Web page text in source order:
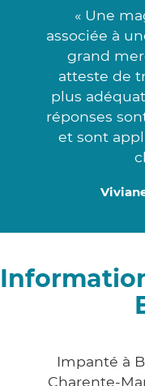
« Une
associée à
grand
atteste de
plus
réponses
et sont
Impanté à
Charente-